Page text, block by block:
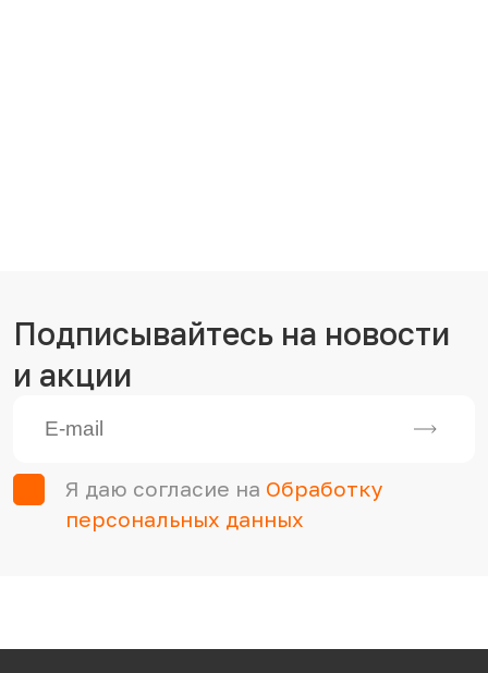
Подписывайтесь на новости
и акции
Я даю согласие на Обработку
персональных данных